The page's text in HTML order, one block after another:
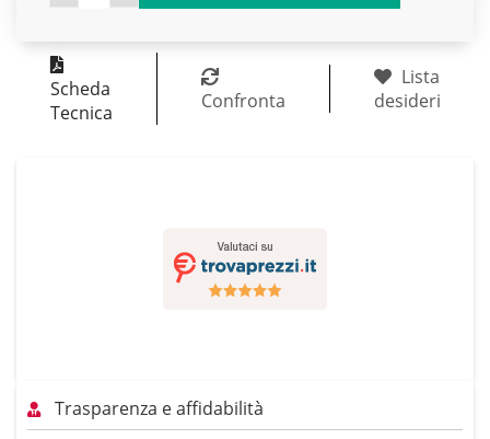
Scheda
Tecnica
Confronta
Lista
desideri
Trasparenza e affidabilità